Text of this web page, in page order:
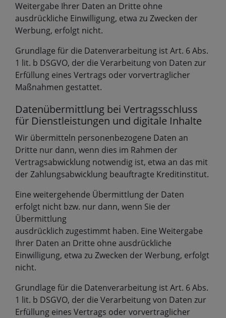
Weitergabe Ihrer Daten an Dritte ohne
ausdrückliche Einwilligung, etwa zu Zwecken der
Werbung, erfolgt nicht.
Grundlage für die Datenverarbeitung ist Art. 6 Abs.
1 lit. b DSGVO, der die Verarbeitung von Daten zur
Erfüllung eines Vertrags oder vorvertraglicher
Maßnahmen gestattet.
Datenübermittlung bei Vertragsschluss
für Dienstleistungen und digitale Inhalte
Wir übermitteln personenbezogene Daten an
Dritte nur dann, wenn dies im Rahmen der
Vertragsabwicklung notwendig ist, etwa an das mit
der Zahlungsabwicklung beauftragte Kreditinstitut.
Eine weitergehende Übermittlung der Daten
erfolgt nicht bzw. nur dann, wenn Sie der
Übermittlung
ausdrücklich zugestimmt haben. Eine Weitergabe
Ihrer Daten an Dritte ohne ausdrückliche
Einwilligung, etwa zu Zwecken der Werbung, erfolgt
nicht.
Grundlage für die Datenverarbeitung ist Art. 6 Abs.
1 lit. b DSGVO, der die Verarbeitung von Daten zur
Erfüllung eines Vertrags oder vorvertraglicher